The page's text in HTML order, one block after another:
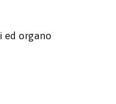
ed organo